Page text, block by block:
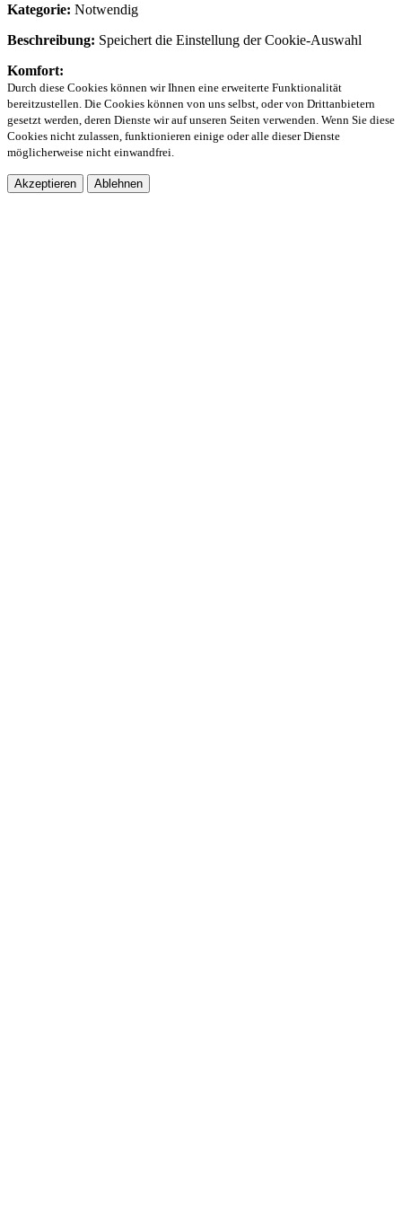
Kategorie: Notwendig
Beschreibung: Speichert die Einstellung der Cookie-Auswahl
Komfort:
Durch diese Cookies können wir Ihnen eine erweiterte Funktionalität
bereitzustellen. Die Cookies können von uns selbst, oder von Drittanbietern
gesetzt werden, deren Dienste wir auf unseren Seiten verwenden. Wenn Sie diese
Cookies nicht zulassen, funktionieren einige oder alle dieser Dienste
möglicherweise nicht einwandfrei.
Akzeptieren Ablehnen